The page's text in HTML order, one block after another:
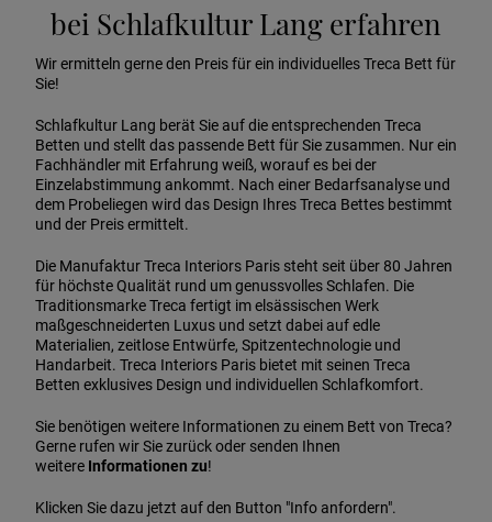
bei Schlafkultur Lang erfahren
Wir ermitteln gerne den Preis für ein individuelles Treca Bett für
Sie!
Schlafkultur Lang berät Sie auf die entsprechenden Treca
Betten und stellt das passende Bett für Sie zusammen. Nur ein
Fachhändler mit Erfahrung weiß, worauf es bei der
Einzelabstimmung ankommt. Nach einer Bedarfsanalyse und
dem Probeliegen wird das Design Ihres Treca Bettes bestimmt
und der Preis ermittelt.
Die Manufaktur Treca Interiors Paris steht seit über 80 Jahren
für höchste Qualität rund um genussvolles Schlafen. Die
Traditionsmarke Treca fertigt im elsässischen Werk
maßgeschneiderten Luxus und setzt dabei auf edle
Materialien, zeitlose Entwürfe, Spitzentechnologie und
Handarbeit. Treca Interiors Paris bietet mit seinen Treca
Betten exklusives Design und individuellen Schlafkomfort.
Sie benötigen weitere Informationen zu einem Bett von Treca?
Gerne rufen wir Sie zurück oder senden Ihnen
weitere Informationen zu!
Klicken Sie dazu jetzt auf den Button "Info anfordern".